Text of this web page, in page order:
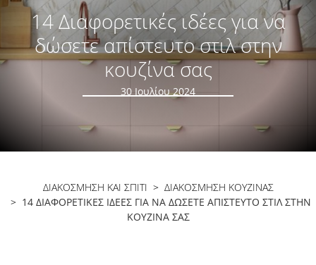
14 Διαφορετικές ιδέες για να
δώσετε απίστευτο στιλ στην
κουζίνα σας
30 Ιουλίου 2024
ΔΙΑΚΟΣΜΗΣΗ ΚΑΙ ΣΠΙΤΙ > ΔΙΑΚΌΣΜΗΣΗ ΚΟΥΖΊΝΑΣ
> 14 ΔΙΑΦΟΡΕΤΙΚΈΣ ΙΔΈΕΣ ΓΙΑ ΝΑ ΔΏΣΕΤΕ ΑΠΊΣΤΕΥΤΟ ΣΤΙΛ ΣΤΗΝ
ΚΟΥΖΊΝΑ ΣΑΣ